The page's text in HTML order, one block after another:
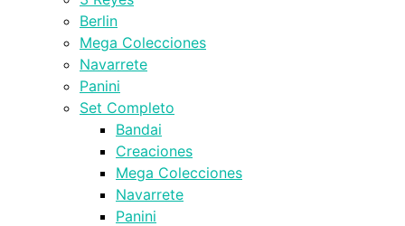
Berlin
Mega Colecciones
Navarrete
Panini
Set Completo
Bandai
Creaciones
Mega Colecciones
Navarrete
Panini